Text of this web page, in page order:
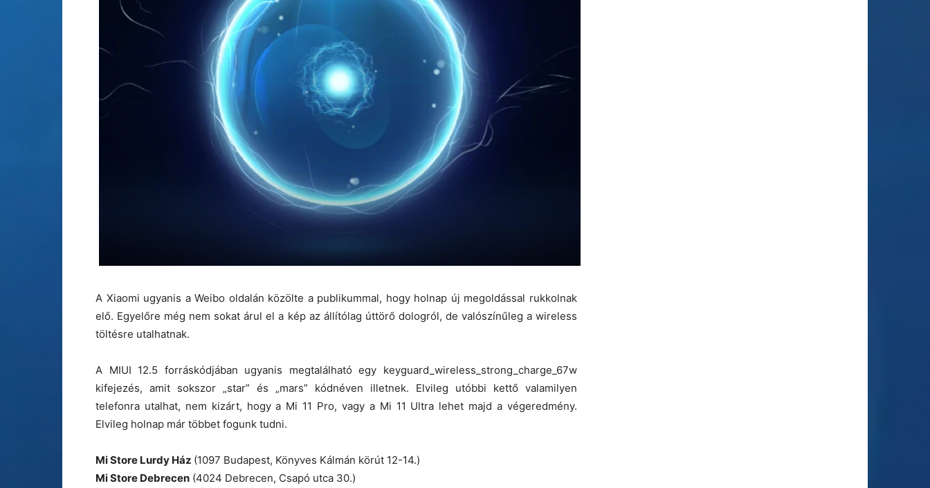
A Xiaomi ugyanis a Weibo oldalán közölte a publikummal, hogy holnap új megoldással rukkolnak
elő. Egyelőre még nem sokat árul el a kép az állítólag úttörő dologról, de valószínűleg a wireless
töltésre utalhatnak.
A MIUI 12.5 forráskódjában ugyanis megtalálható egy keyguard_wireless_strong_charge_67w
kifejezés, amit sokszor „star” és „mars” kódnéven illetnek. Elvileg utóbbi kettő valamilyen
telefonra utalhat, nem kizárt, hogy a Mi 11 Pro, vagy a Mi 11 Ultra lehet majd a végeredmény.
Elvileg holnap már többet fogunk tudni.
Mi Store Lurdy Ház (1097 Budapest, Könyves Kálmán körút 12-14.)
Mi Store Debrecen (4024 Debrecen, Csapó utca 30.)